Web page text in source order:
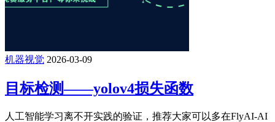
机器视觉 2026-03-09
目标检测——yolov4损失函数
人工智能学习离不开实践的验证，推荐大家可以多在FlyAI-AI